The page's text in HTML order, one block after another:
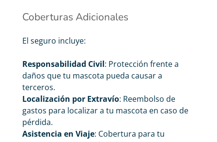
Coberturas Adicionales
El seguro incluye:
Responsabilidad Civil: Protección frente a
daños que tu mascota pueda causar a
terceros.
Localización por Extravío: Reembolso de
gastos para localizar a tu mascota en caso de
pérdida.
Asistencia en Viaje: Cobertura para tu